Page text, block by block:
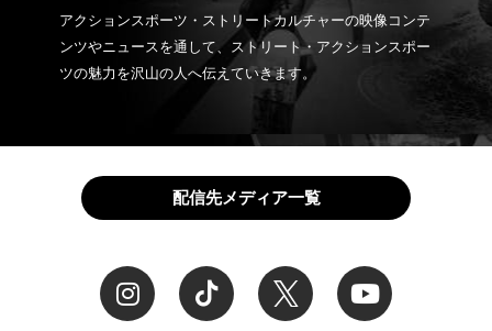
アクションスポーツ・ストリートカルチャーの映像コンテ
ンツやニュースを通して、ストリート・アクションスポー
ツの魅力を沢山の人へ伝えていきます。
配信先メディア一覧